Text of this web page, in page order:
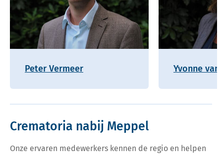
Peter Vermeer Yvonne
Crematoria nabij Meppel
Onze ervaren medewerkers kennen de regio en helpen